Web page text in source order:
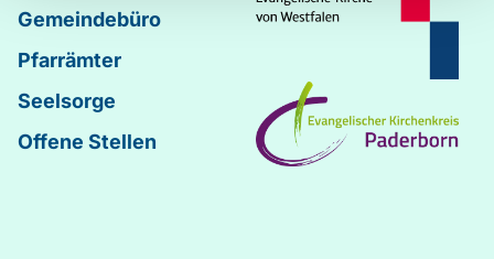
Gemeindebüro
Pfarrämter
Seelsorge
Offene Stellen